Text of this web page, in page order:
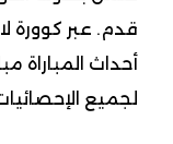
أحداث المباراة
لجميع